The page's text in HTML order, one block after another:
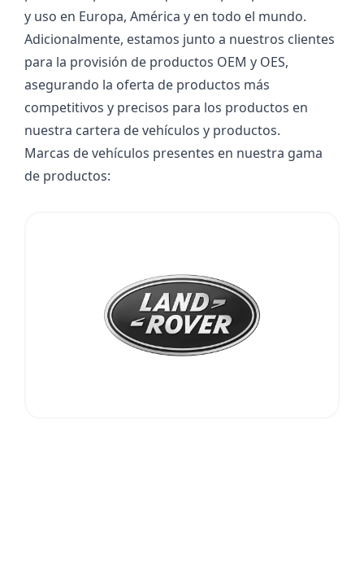
y uso en Europa, América y en todo el mundo.
Adicionalmente, estamos junto a nuestros clientes
para la provisión de productos OEM y OES,
asegurando la oferta de productos más
competitivos y precisos para los productos en
nuestra cartera de vehículos y productos.
Marcas de vehículos presentes en nuestra gama
de productos: